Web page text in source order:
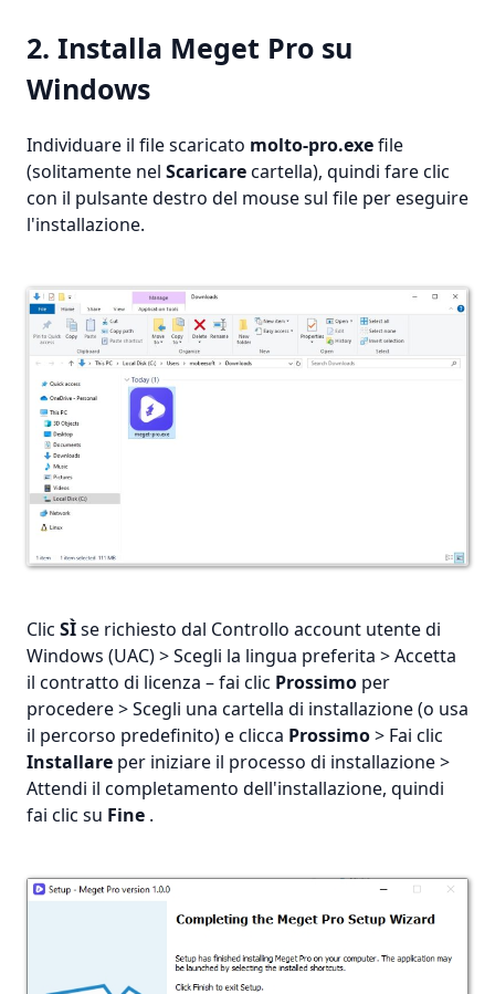
2. Installa Meget Pro su
Windows
Individuare il file scaricato molto-pro.exefile
(solitamente nel Scaricarecartella), quindi fare clic
con il pulsante destro del mouse sul file per eseguire
l'installazione.
Clic SÌse richiesto dal Controllo account utente di
Windows (UAC) > Scegli la lingua preferita > Accetta
il contratto di licenza – fai clic Prossimo per
procedere > Scegli una cartella di installazione (o usa
il percorso predefinito) e clicca Prossimo> Fai clic
Installare per iniziare il processo di installazione >
Attendi il completamento dell'installazione, quindi
fai clic su Fine .